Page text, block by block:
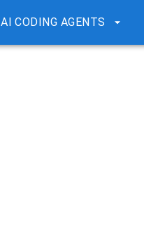
AI CODING AGENTS